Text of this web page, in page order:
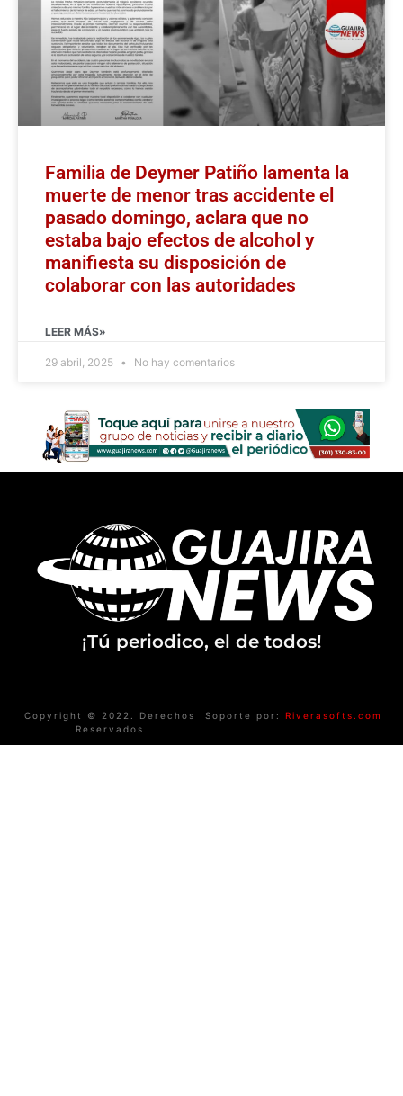
Familia de Deymer Patiño lamenta la
muerte de menor tras accidente el
pasado domingo, aclara que no
estaba bajo efectos de alcohol y
manifiesta su disposición de
colaborar con las autoridades
LEER MÁS»
29 abril, 2025 No hay comentarios
¡Tú periodico, el de todos!
Copyright © 2022. Derechos
Reservados
Soporte por: Riverasofts.com